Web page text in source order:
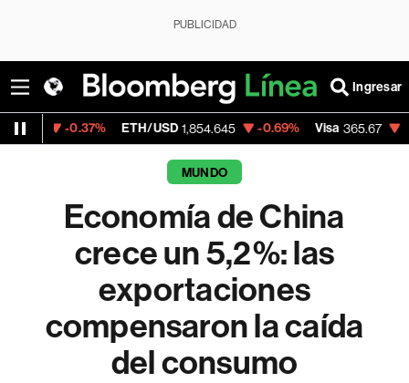
PUBLICIDAD
Ingresar
ETH/USD 1,854.645 -0.69% Visa 365.67 -0.13%
MUNDO
Economía de China
crece un 5,2%: las
exportaciones
compensaron la caída
del consumo